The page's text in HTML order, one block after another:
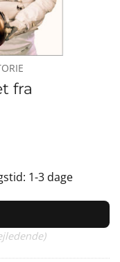
fra
kr..
1-3 dage